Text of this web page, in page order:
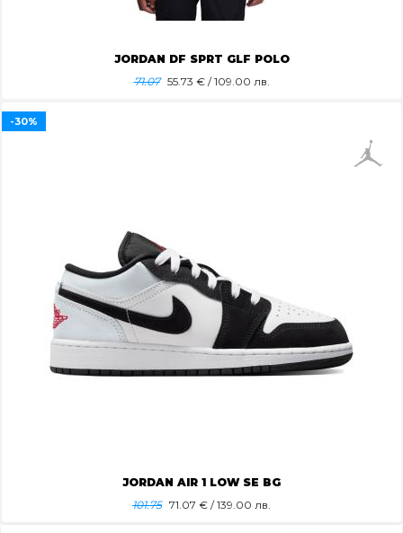
JORDAN DF SPRT GLF POLO
71.07 55.73 € / 109.00 лв.
JORDAN AIR 1 LOW SE BG
101.75 71.07 € / 139.00 лв.
-30%